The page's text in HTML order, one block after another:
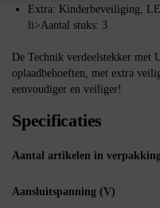
Extra: Kinderbeveiliging,
li>Aantal stuks: 3
De Technik verdeelstekker met
oplaadbehoeften, met extra
eenvoudiger en veiliger!
Specificaties
Aantal artikelen in verpakking
Aansluitspanning (V)